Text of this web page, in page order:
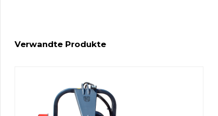
Verwandte Produkte